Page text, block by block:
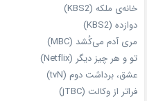
خانه‌ی ملکه (KBS2)
دوازده (KBS2)
مری آدم می‌کُشد (MBC)
تو و هر چیز دیگر (Netflix)
عشق، برداشت دوم (tvN)
فراتر از وکالت (jTBC)